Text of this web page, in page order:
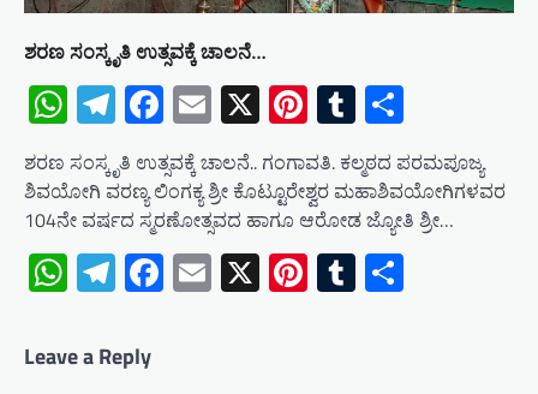
ಶರಣ ಸಂಸ್ಕೃತಿ ಉತ್ಸವಕ್ಕೆ ಚಾಲನೆ…
WhatsApp
Telegram
Facebook
Email
X Pinterest
Tumblr
ಶರಣ ಸಂಸ್ಕೃತಿ ಉತ್ಸವಕ್ಕೆ ಚಾಲನೆ.. ಗಂಗಾವತಿ. ಕಲ್ಮಠದ ಪರಮಪೂಜ್ಯ
ಶಿವಯೋಗಿ ವರಣ್ಯ ಲಿಂಗಕ್ಯ ಶ್ರೀ ಕೊಟ್ಟೂರೇಶ್ವರ ಮಹಾಶಿವಯೋಗಿಗಳವರ
104ನೇ ವರ್ಷದ ಸ್ಮರಣೋತ್ಸವದ ಹಾಗೂ ಆರೋಡ ಜ್ಯೋತಿ ಶ್ರೀ…
WhatsApp
Telegram
Facebook
Email
X Pinterest
Tumblr
Leave a Reply